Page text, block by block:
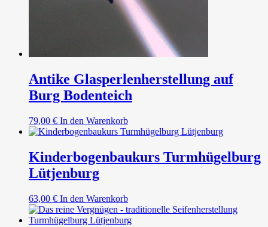
Antike Glasperlenherstellung auf
Burg Bodenteich
79,00 € In den Warenkorb
Kinderbogenbaukurs Turmhügelburg
Lütjenburg
63,00 € In den Warenkorb